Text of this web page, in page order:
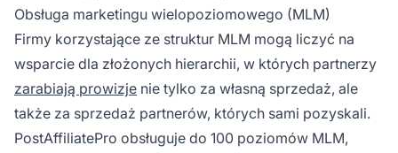
Obsługa marketingu wielopoziomowego (MLM)
Firmy korzystające ze struktur MLM mogą liczyć na
wsparcie dla złożonych hierarchii, w których partnerzy
zarabiają prowizje nie tylko za własną sprzedaż, ale
także za sprzedaż partnerów, których sami pozyskali.
PostAffiliatePro obsługuje do 100 poziomów MLM,